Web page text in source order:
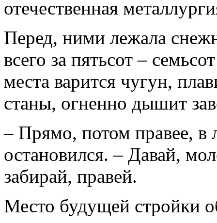
отечественная
Перед, ними лежала
всего за пятьсот –
места варится чугун,
станы, огненно дышит
– Прямо, потом правее, в
остановился. – Давай,
забирай, правей.
Место будущей стройки